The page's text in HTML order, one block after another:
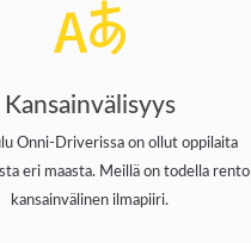
Kansainvälisyys
Onni-Driverissa on ollut oppilaita
eri maasta. Meillä on todella rento
kansainvälinen ilmapiiri.